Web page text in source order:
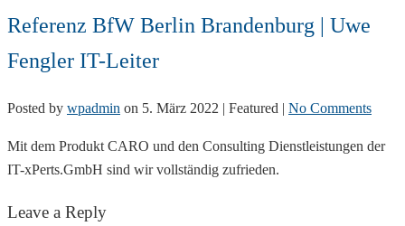
Referenz BfW Berlin Brandenburg | Uwe
Fengler IT-Leiter
Posted by wpadmin on 5. März 2022 | Featured | No Comments
Mit dem Produkt CARO und den Consulting Dienstleistungen der
IT-xPerts.GmbH sind wir vollständig zufrieden.
Leave a Reply